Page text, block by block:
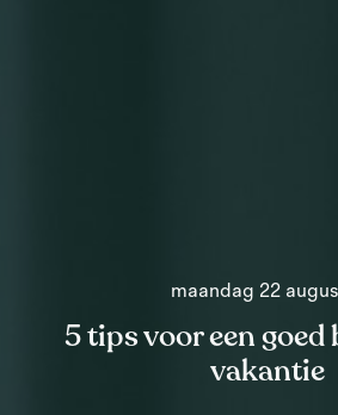
maandag 22
5 tips voor een goed
vakantie